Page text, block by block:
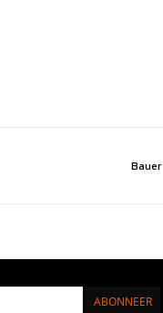
Bauer
ABONNEER